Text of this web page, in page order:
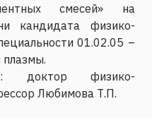
смесей» на
кандидата физико-
01.02.05 –
плазмы.
доктор физико-
Любимова Т.П.